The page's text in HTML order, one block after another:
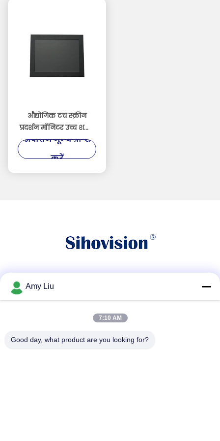
औद्योगिक टच स्क्रीन
प्रदर्शन मॉनिटर उच्च शक्ति
ठंडा रोल्ड स्टील सामग्री
सर्वोत्तम मूल्य प्राप्त
करें
टेलीफोन
Amy Liu
7:10 AM
Good day, what product are you looking for?